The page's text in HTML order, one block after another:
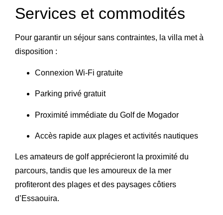
Services et commodités
Pour garantir un séjour sans contraintes, la villa met à
disposition :
Connexion Wi-Fi gratuite
Parking privé gratuit
Proximité immédiate du Golf de Mogador
Accès rapide aux plages et activités nautiques
Les amateurs de golf apprécieront la proximité du
parcours, tandis que les amoureux de la mer
profiteront des plages et des paysages côtiers
d’Essaouira.